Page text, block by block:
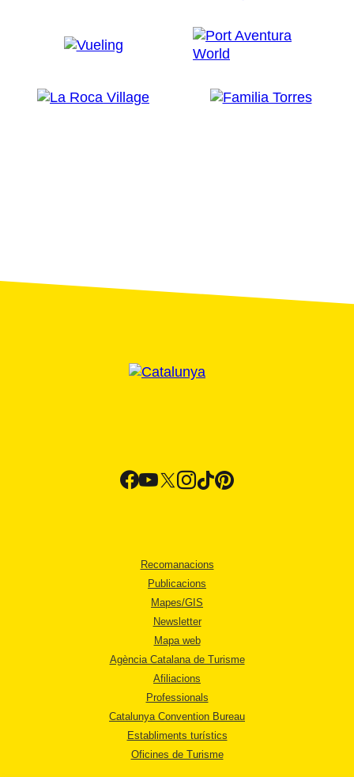
Recomanacions
Publicacions
Mapes/GIS
Newsletter
Mapa web
Agència Catalana de Turisme
Afiliacions
Professionals
Catalunya Convention Bureau
Establiments turístics
Oficines de Turisme